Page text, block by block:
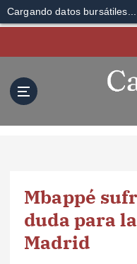
Cargando datos bursátiles...
Mbappé
duda para
Madrid